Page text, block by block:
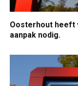
Oosterhout heeft
aanpak nodig.